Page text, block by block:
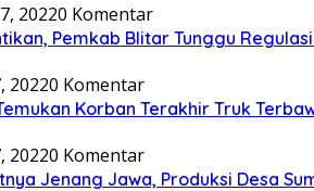
20220 Komentar
Pemkab Blitar Tunggu
20220 Komentar
Korban Terakhir Truk
20220 Komentar
Jenang Jawa, Produksi Desa